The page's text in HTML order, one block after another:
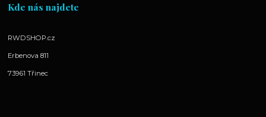
Kde nás najdete
RWDSHOP.cz
Erbenova 811
73961 Třinec